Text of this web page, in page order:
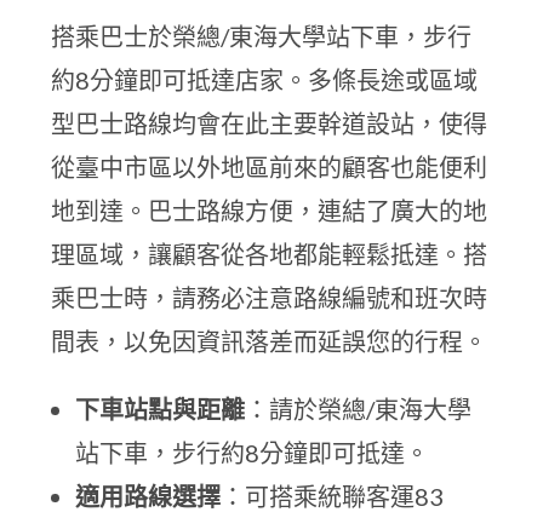
搭乘巴士於榮總/東海大學站下車，步行
約8分鐘即可抵達店家。多條長途或區域
型巴士路線均會在此主要幹道設站，使得
從臺中市區以外地區前來的顧客也能便利
地到達。巴士路線方便，連結了廣大的地
理區域，讓顧客從各地都能輕鬆抵達。搭
乘巴士時，請務必注意路線編號和班次時
間表，以免因資訊落差而延誤您的行程。
下車站點與距離 ：請於榮總/東海大學
站下車，步行約8分鐘即可抵達。
適用路線選擇 ：可搭乘統聯客運83